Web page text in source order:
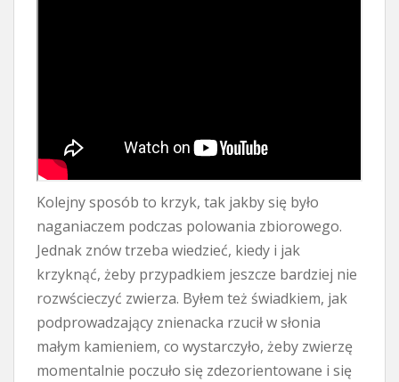
Kolejny sposób to krzyk, tak jakby się było
naganiaczem podczas polowania zbiorowego.
Jednak znów trzeba wiedzieć, kiedy i jak
krzyknąć, żeby przypadkiem jeszcze bardziej nie
rozwścieczyć zwierza. Byłem też świadkiem, jak
podprowadzający znienacka rzucił w słonia
małym kamieniem, co wystarczyło, żeby zwierzę
momentalnie poczuło się zdezorientowane i się